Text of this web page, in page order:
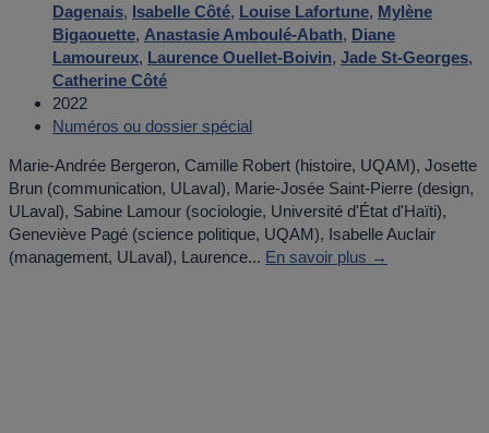
Dagenais, Isabelle Côté, Louise Lafortune, Mylène
Bigaouette, Anastasie Amboulé-Abath, Diane
Lamoureux, Laurence Ouellet-Boivin, Jade St-Georges,
Catherine Côté
2022
Numéros ou dossier spécial
Marie-Andrée Bergeron, Camille Robert (histoire, UQAM), Josette
Brun (communication, ULaval), Marie-Josée Saint-Pierre (design,
ULaval), Sabine Lamour (sociologie, Université d'État d'Haïti),
Geneviève Pagé (science politique, UQAM), Isabelle Auclair
(management, ULaval), Laurence... En savoir plus →